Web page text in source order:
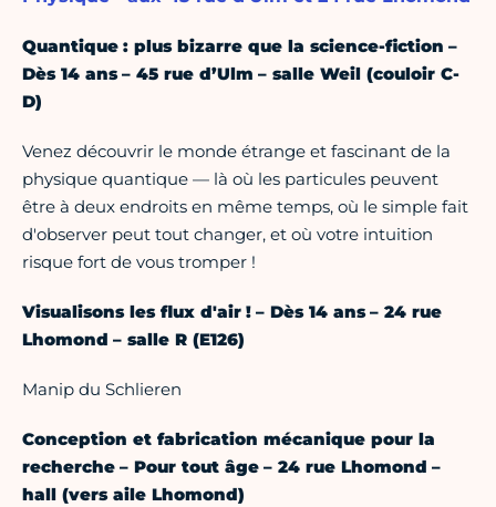
Quantique : plus bizarre que la science-fiction –
Dès 14 ans – 45 rue d’Ulm – salle Weil (couloir C-
D)
Venez découvrir le monde étrange et fascinant de la
physique quantique — là où les particules peuvent
être à deux endroits en même temps, où le simple fait
d'observer peut tout changer, et où votre intuition
risque fort de vous tromper !
Visualisons les flux d'air ! – Dès 14 ans – 24 rue
Lhomond – salle R (E126)
Manip du Schlieren
Conception et fabrication mécanique pour la
recherche – Pour tout âge – 24 rue Lhomond –
hall (vers aile Lhomond)